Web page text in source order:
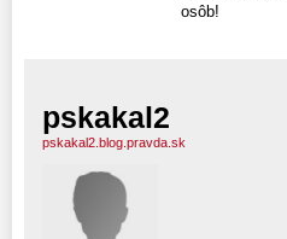
osôb!
pskakal2
pskakal2.blog.pravda.sk